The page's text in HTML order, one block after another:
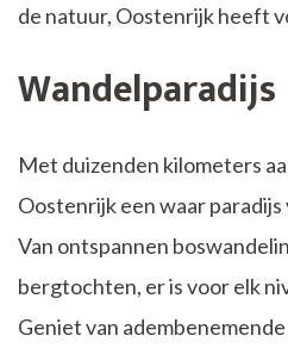
de natuur, Oostenrijk heeft
Wandelparadijs
Met duizenden kilometers
Oostenrijk een waar
Van ontspannen
bergtochten, er is voor elk
Geniet van